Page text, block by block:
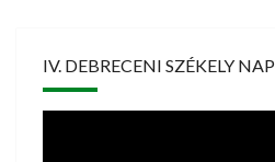
IV. DEBRECENI SZÉKELY NAP